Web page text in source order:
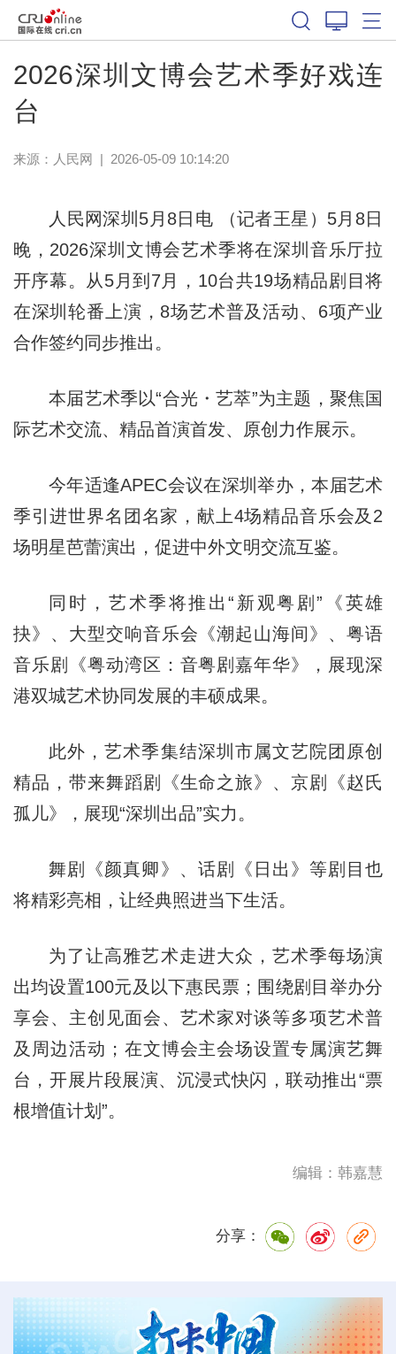
2026深圳文博会艺术季好戏连
台
来源： 人民网 | 2026-05-09 10:14:20
人民网深圳5月8日电 （记者王星）5月8日
晚，2026深圳文博会艺术季将在深圳音乐厅拉
开序幕。从5月到7月，10台共19场精品剧目将
在深圳轮番上演，8场艺术普及活动、6项产业
合作签约同步推出。
本届艺术季以“合光・艺萃”为主题，聚焦国
际艺术交流、精品首演首发、原创力作展示。
今年适逢APEC会议在深圳举办，本届艺术
季引进世界名团名家，献上4场精品音乐会及2
场明星芭蕾演出，促进中外文明交流互鉴。
同时，艺术季将推出“新观粤剧”《英雄
抉》、大型交响音乐会《潮起山海间》、粤语
音乐剧《粤动湾区：音粤剧嘉年华》，展现深
港双城艺术协同发展的丰硕成果。
此外，艺术季集结深圳市属文艺院团原创
精品，带来舞蹈剧《生命之旅》、京剧《赵氏
孤儿》，展现“深圳出品”实力。
舞剧《颜真卿》、话剧《日出》等剧目也
将精彩亮相，让经典照进当下生活。
为了让高雅艺术走进大众，艺术季每场演
出均设置100元及以下惠民票；围绕剧目举办分
享会、主创见面会、艺术家对谈等多项艺术普
及周边活动；在文博会主会场设置专属演艺舞
台，开展片段展演、沉浸式快闪，联动推出“票
根增值计划”。
编辑：韩嘉慧
分享：